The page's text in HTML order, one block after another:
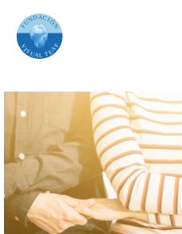
contenido